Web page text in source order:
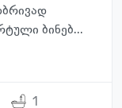
ბინებ...
1